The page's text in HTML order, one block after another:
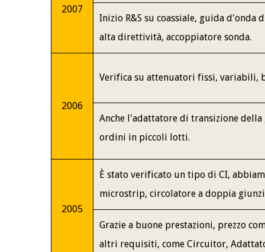
2007
Inizio R&S su coassiale, guida d'onda
alta direttività, accoppiatore sonda.
2006
Verifica su attenuatori fissi, variabili,
Anche l'adattatore di transizione
ordini in piccoli lotti.
2005
È stato verificato un tipo di CI,
microstrip, circolatore a doppia
Grazie a buone prestazioni, prezzo
altri requisiti, come Circuitor,